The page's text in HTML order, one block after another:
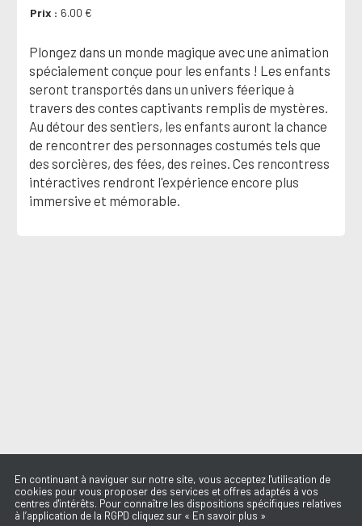
Prix
6.00 €
Plongez dans un monde magique avec une animation
spécialement conçue pour les enfants ! Les enfants
seront transportés dans un univers féerique à
travers des contes captivants remplis de mystères.
Au détour des sentiers, les enfants auront la chance
de rencontrer des personnages costumés tels que
des sorcières, des fées, des reines. Ces rencontress
intéractives rendront l'expérience encore plus
immersive et mémorable.
En continuant à naviguer sur notre site, vous acceptez l'utilisation de
cookies pour vous proposer des services et offres adaptés à vos
centres d'intérêts. Pour connaître les dispositions spécifiques relatives
à l’application de la RGPD cliquez sur « En savoir plus »